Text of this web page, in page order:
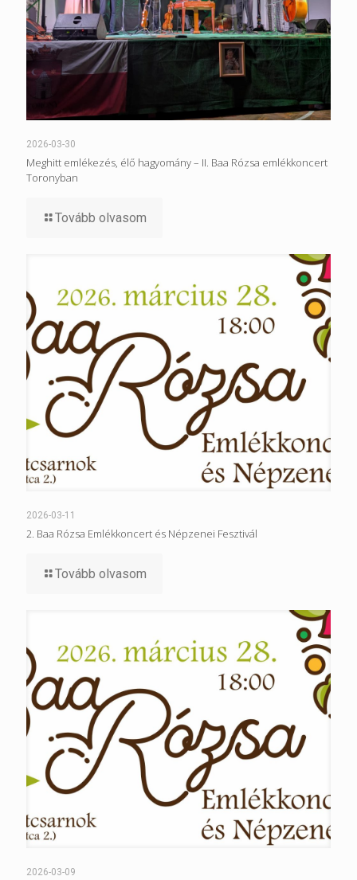
2026-03-30
Meghitt emlékezés, élő hagyomány – II. Baa Rózsa emlékkoncert
Toronyban
Tovább olvasom
2026-03-11
2. Baa Rózsa Emlékkoncert és Népzenei Fesztivál
Tovább olvasom
2026-03-09